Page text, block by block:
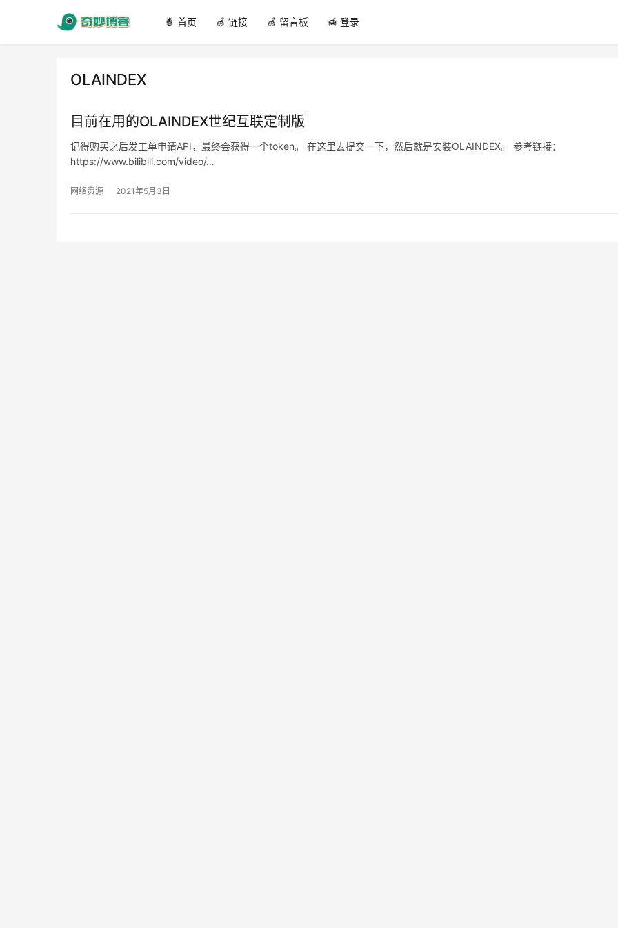
🍍 首页 🍏 链接 🍏 留言板 🍯 登录
OLAINDEX
目前在用的OLAINDEX世纪互联定制版
记得购买之后发工单申请API，最终会获得一个token。 在这里去提交一下，然后就是安装OLAINDEX。 参考链接：
https://www.bilibili.com/video/…
网络资源 2021年5月3日